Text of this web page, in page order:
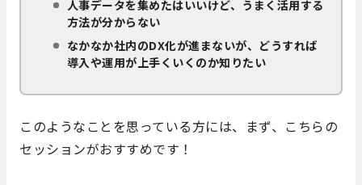
人事データを集めたはいいけど、うまく活用する
方法が分からない
なかなか社内のDX化が進まないが、どうすれば
導入や運用が上手くいくのか知りたい
このようなことを思っている方には、まず、こちらの
セッションがおすすめです！